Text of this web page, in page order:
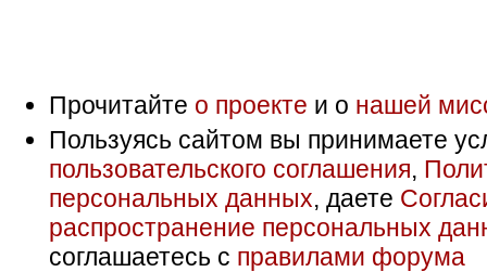
Прочитайте о проекте и о нашей
Пользуясь сайтом вы принимаете
пользовательского соглашения,
персональных данных, даете
распространение персональных
соглашаетесь с правилами форума